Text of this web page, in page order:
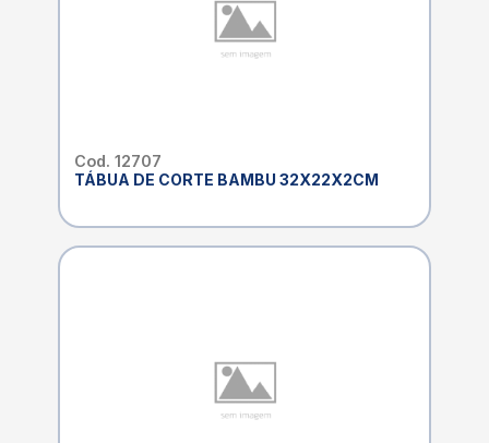
Cod. 12707
TÁBUA DE CORTE BAMBU 32X22X2CM